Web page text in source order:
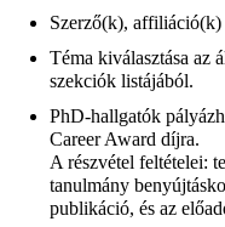
Szerző(k), affiliáció(k)
Téma kiválasztása az
szekciók listájából.
PhD-hallgatók
Career Award díjra.
A részvétel feltételei:
tanulmány
publikáció, és az